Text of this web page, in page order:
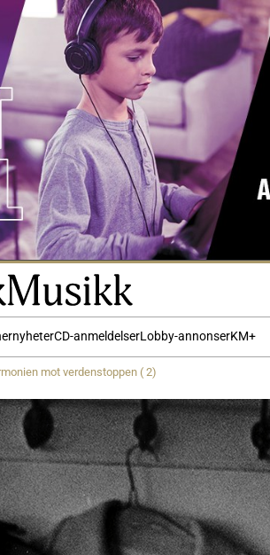
CD-anmeldelserLobby-annonserKM+
mot verdenstoppen ( 2)